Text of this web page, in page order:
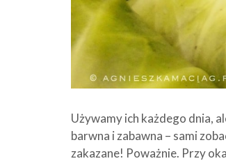
Używamy ich każdego dnia,
barwna i zabawna – sami
zakazane! Poważnie. Przy